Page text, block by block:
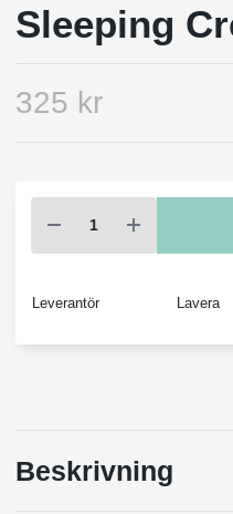
Sleeping
325 kr
Leverantör Lavera
Beskrivning